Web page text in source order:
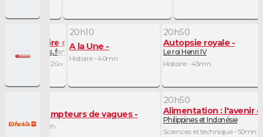
Itinéraire d'un crime
Ruth Ellis, femme fatale
Histoire - 20mn
20h10
A la Une
Histoire - 40mn
20h50
Autopsie royale
Le roi Henri IV
Histoire - 45mn
Les dompteurs de vagues
Nature - 1h
20h50
Alimentation : l'avenir
Philippines et Indonésie
Sciences et technique - 50mn